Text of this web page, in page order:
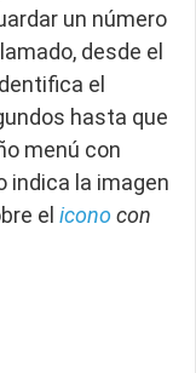
un número
desde el
el
hasta que
menú con
indica la imagen
el icono con